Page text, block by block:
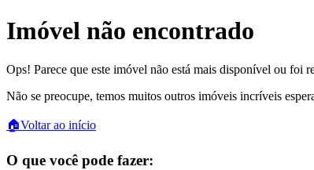
Imóvel não encontrado
Ops! Parece que este imóvel não está mais disponível ou foi
Não se preocupe, temos muitos outros imóveis incríveis
🏠Voltar ao início
O que você pode fazer: